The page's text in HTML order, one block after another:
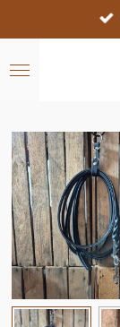
direct
naar